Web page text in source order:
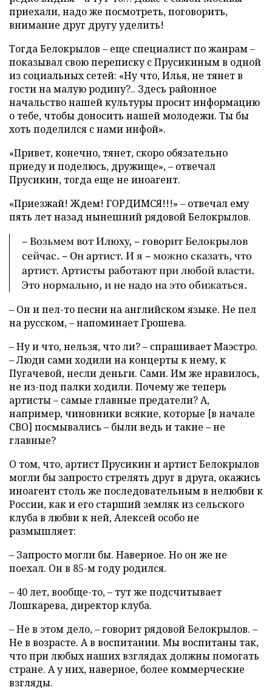
приехали, надо же посмотреть, поговорить,
внимание друг другу уделить!
Тогда Белокрылов – еще специалист по жанрам –
показывал свою переписку с Прусикиным в одной
из социальных сетей: «Ну что, Илья, не тянет в
гости на малую родину?.. Здесь районное
начальство нашей культуры просит информацию
о тебе, чтобы доносить нашей молодежи. Ты бы
хоть поделился с нами инфой».
«Привет, конечно, тянет, скоро обязательно
приеду и поделюсь, дружище», – отвечал
Прусикин, тогда еще не иноагент.
«Приезжай! Ждем! ГОРДИМСЯ!!!» – отвечал ему
пять лет назад нынешний рядовой Белокрылов.
– Возьмем вот Илюху, – говорит Белокрылов
сейчас. – Он артист. И я – можно сказать, что
артист. Артисты работают при любой власти.
Это нормально, и не надо на это обижаться.
– Он и пел-то песни на английском языке. Не пел
на русском, – напоминает Грошева.
– Ну и что, нельзя, что ли? – спрашивает Маэстро.
– Люди сами ходили на концерты к нему, к
Пугачевой, несли деньги. Сами. Им же нравилось,
не из-под палки ходили. Почему же теперь
артисты – самые главные предатели? А,
например, чиновники всякие, которые [в начале
СВО] посмывались – были ведь и такие – не
главные?
О том, что, артист Прусикин и артист Белокрылов
могли бы запросто стрелять друг в друга, окажись
иноагент столь же последовательным в нелюбви к
России, как и его старший земляк из сельского
клуба в любви к ней, Алексей особо не
размышляет:
– Запросто могли бы. Наверное. Но он же не
поехал. Он в 85-м году родился.
– 40 лет, вообще-то, – тут же подсчитывает
Лошкарева, директор клуба.
– Не в этом дело, – говорит рядовой Белокрылов. –
Не в возрасте. А в воспитании. Мы воспитаны так,
что при любых наших взглядах должны помогать
стране. А у них, наверное, более коммерческие
взгляды.